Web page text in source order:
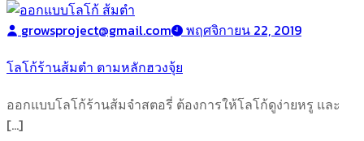
growsproject@gmail.com
พฤศจิกายน 22, 2019
โลโก้ร้านส้มตำ ตามหลักฮวงจุ้ย
ออกแบบโลโก้ร้านส้มจำสตอรี่ ต้องการให้โลโก้ดูง่ายหรู และ
[…]